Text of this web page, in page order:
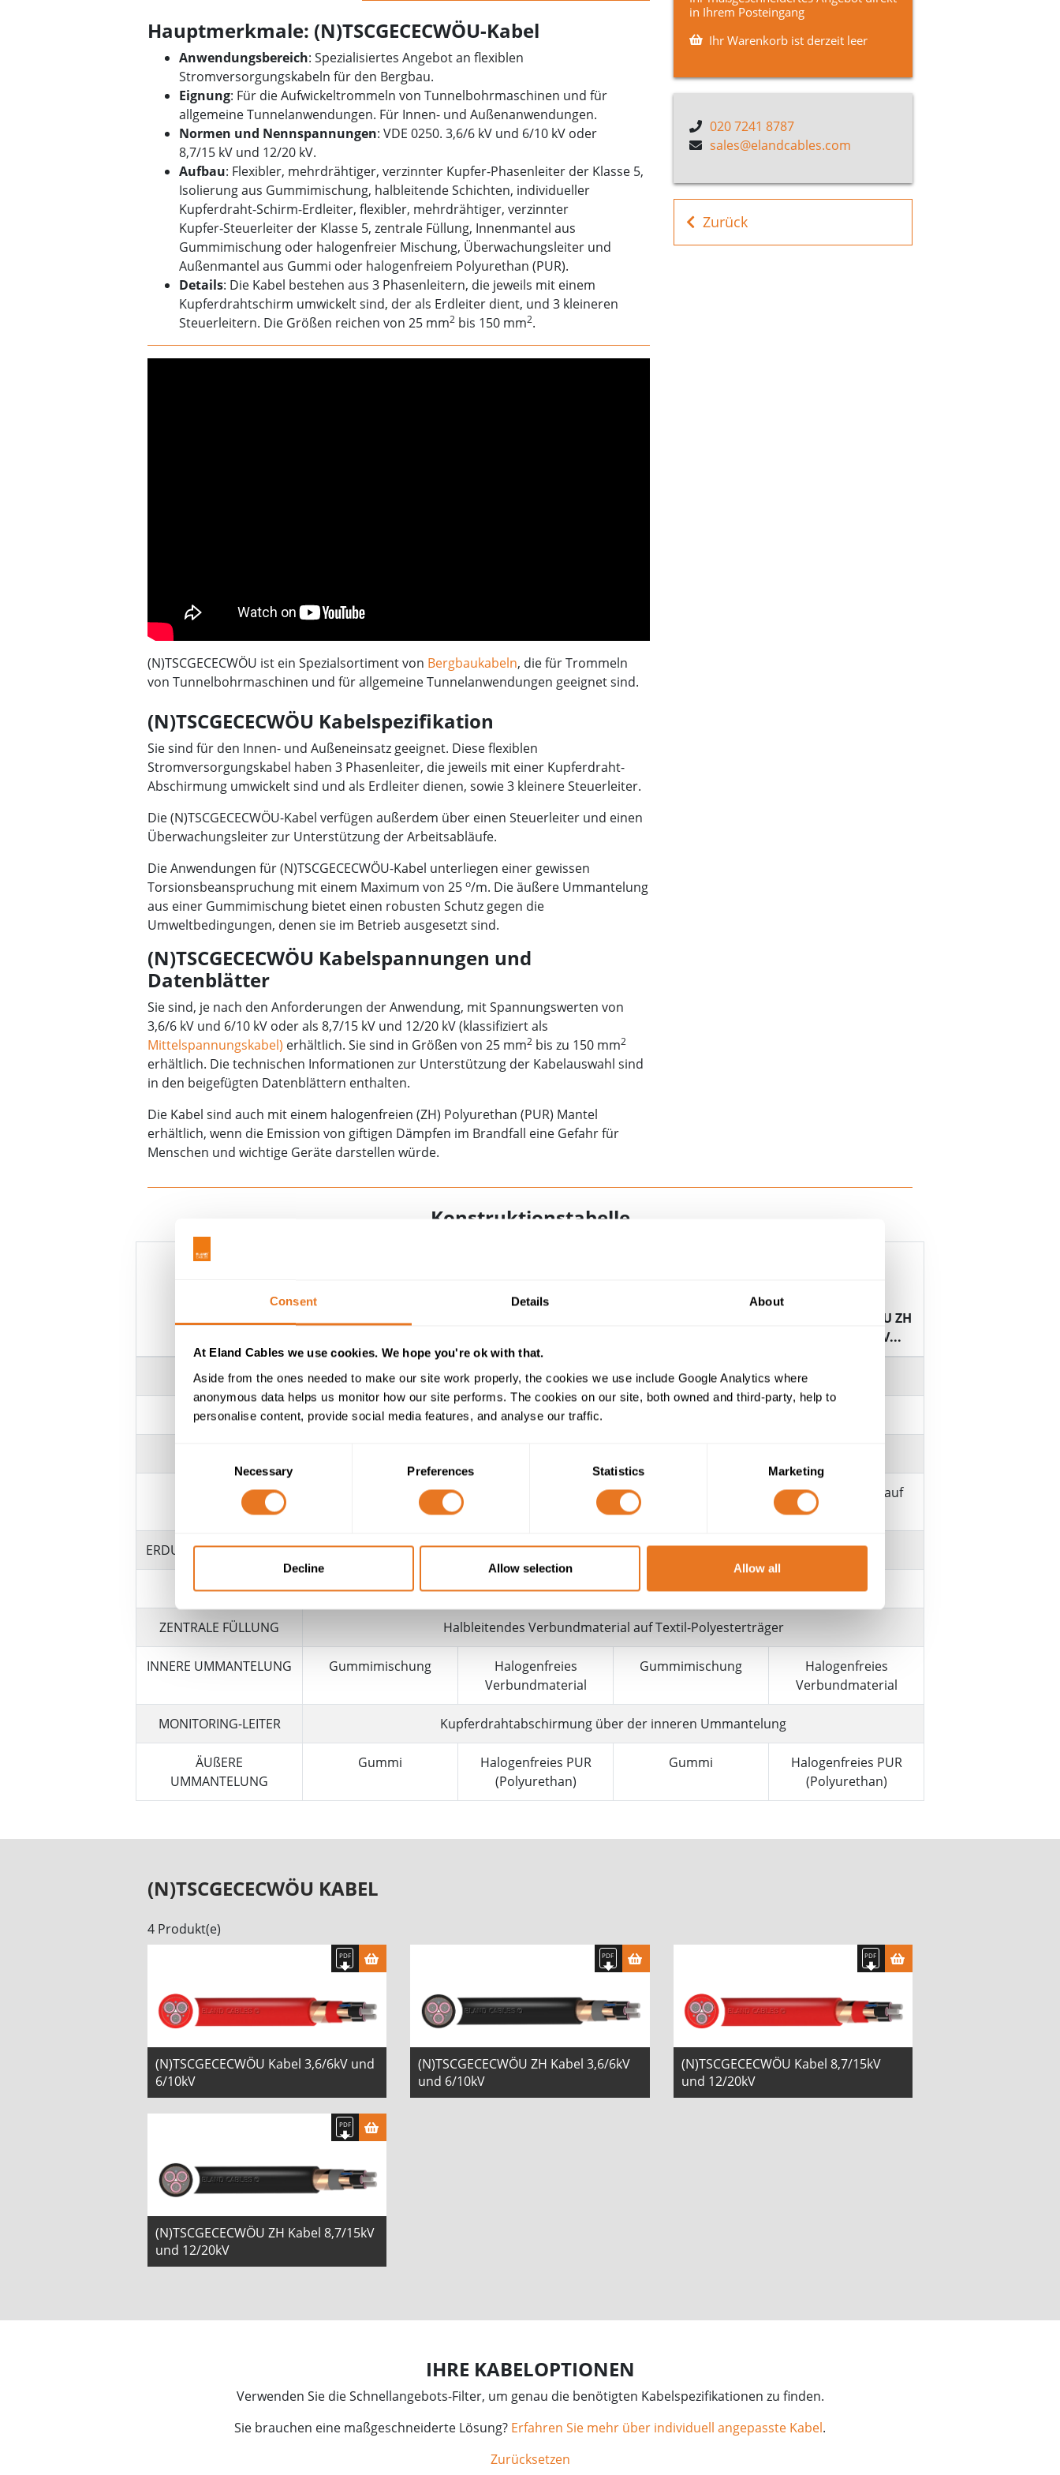
Consent Details About
At Eland Cables we use cookies. We hope you're ok with that.
Aside from the ones needed to make our site work properly, the cookies we use include Google Analytics where
anonymous data helps us monitor how our site performs. The cookies on our site, both owned and third-party, help to
personalise content, provide social media features, and analyse our traffic.
Selection
Necessary Preferences Statistics Marketing
Decline Allow selection Allow all
Hauptmerkmale: (N)TSCGECECWÖU-Kabel
Anwendungsbereich: Spezialisiertes Angebot an flexiblen
Stromversorgungskabeln für den Bergbau.
Eignung: Für die Aufwickeltrommeln von Tunnelbohrmaschinen und für
allgemeine Tunnelanwendungen. Für Innen- und Außenanwendungen.
Normen und Nennspannungen: VDE 0250. 3,6/6 kV und 6/10 kV oder
8,7/15 kV und 12/20 kV.
Aufbau: Flexibler, mehrdrähtiger, verzinnter Kupfer-Phasenleiter der Klasse 5,
Isolierung aus Gummimischung, halbleitende Schichten, individueller
Kupferdraht-Schirm-Erdleiter, flexibler, mehrdrähtiger, verzinnter
Kupfer‑Steuerleiter der Klasse 5, zentrale Füllung, Innenmantel aus
Gummimischung oder halogenfreier Mischung, Überwachungsleiter und
Außenmantel aus Gummi oder halogenfreiem Polyurethan (PUR).
Details: Die Kabel bestehen aus 3 Phasenleitern, die jeweils mit einem
Kupferdrahtschirm umwickelt sind, der als Erdleiter dient, und 3 kleineren
Steuerleitern. Die Größen reichen von 25 mm2 bis 150 mm2.
(N)TSCGECECWÖU ist ein Spezialsortiment von Bergbaukabeln, die für Trommeln
von Tunnelbohrmaschinen und für allgemeine Tunnelanwendungen geeignet sind.
(N)TSCGECECWÖU Kabelspezifikation
Sie sind für den Innen- und Außeneinsatz geeignet. Diese flexiblen
Stromversorgungskabel haben 3 Phasenleiter, die jeweils mit einer Kupferdraht-
Abschirmung umwickelt sind und als Erdleiter dienen, sowie 3 kleinere Steuerleiter.
Die (N)TSCGECECWÖU-Kabel verfügen außerdem über einen Steuerleiter und einen
Überwachungsleiter zur Unterstützung der Arbeitsabläufe.
Die Anwendungen für (N)TSCGECECWÖU-Kabel unterliegen einer gewissen
Torsionsbeanspruchung mit einem Maximum von 25 o/m. Die äußere Ummantelung
aus einer Gummimischung bietet einen robusten Schutz gegen die
Umweltbedingungen, denen sie im Betrieb ausgesetzt sind.
(N)TSCGECECWÖU Kabelspannungen und
Datenblätter
Sie sind, je nach den Anforderungen der Anwendung, mit Spannungswerten von
3,6/6 kV und 6/10 kV oder als 8,7/15 kV und 12/20 kV (klassifiziert als
Mittelspannungskabel) erhältlich. Sie sind in Größen von 25 mm2 bis zu 150 mm2
erhältlich. Die technischen Informationen zur Unterstützung der Kabelauswahl sind
in den beigefügten Datenblättern enthalten.
Die Kabel sind auch mit einem halogenfreien (ZH) Polyurethan (PUR) Mantel
erhältlich, wenn die Emission von giftigen Dämpfen im Brandfall eine Gefahr für
Menschen und wichtige Geräte darstellen würde.
in Ihrem Posteingang
Ihr Warenkorb ist derzeit leer
020 7241 8787
sales@elandcables.com
Zurück
Konstruktionstabelle
(N)TSCGECECWÖU ZH
KABEL 8,7/15KV...
SPANNUNG 3,6/6 kV, 6/10 kV 8,7/15 kV, 12/20 kV
PHASENLEITER Klasse 5 Flexibles mehrdrahtiges verzinntes Kupfer
HALBLEITENDE
SCHICHTEN
Halbleitende Bänder über dem Leiter und eine innere und äußere halbleitende Gummischicht auf
der Isolierung
ERDUNGSSCHUTZLEITER Individuelle Kupferdrahtabschirmung
STEUERLEITER Klasse 5 Flexibles mehrdrahtiges verzinntes Kupfer
ZENTRALE FÜLLUNG Halbleitendes Verbundmaterial auf Textil-Polyesterträger
INNERE UMMANTELUNG Gummimischung
Halogenfreies
Verbundmaterial
Gummimischung
Halogenfreies
Verbundmaterial
MONITORING-LEITER Kupferdrahtabschirmung über der inneren Ummantelung
ÄUßERE
UMMANTELUNG
Gummi
Halogenfreies PUR
(Polyurethan)
Gummi
Halogenfreies PUR
(Polyurethan)
(N)TSCGECECWÖU KABEL
4 Produkt(e)
(N)TSCGECECWÖU Kabel 3,6/6kV und
6/10kV
(N)TSCGECECWÖU ZH Kabel 3,6/6kV
und 6/10kV
(N)TSCGECECWÖU Kabel 8,7/15kV
und 12/20kV
(N)TSCGECECWÖU ZH Kabel 8,7/15kV
und 12/20kV
IHRE KABELOPTIONEN
Verwenden Sie die Schnellangebots-Filter, um genau die benötigten Kabelspezifikationen zu finden.
Sie brauchen eine maßgeschneiderte Lösung? Erfahren Sie mehr über individuell angepasste Kabel.
Zurücksetzen